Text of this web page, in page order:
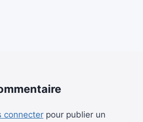
connecter pour publier un